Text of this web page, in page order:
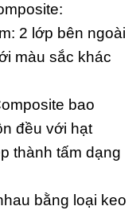
2 lớp bên ngoài
màu sắc khác
bao
đều với hạt
thành tấm dạng
bằng loại keo